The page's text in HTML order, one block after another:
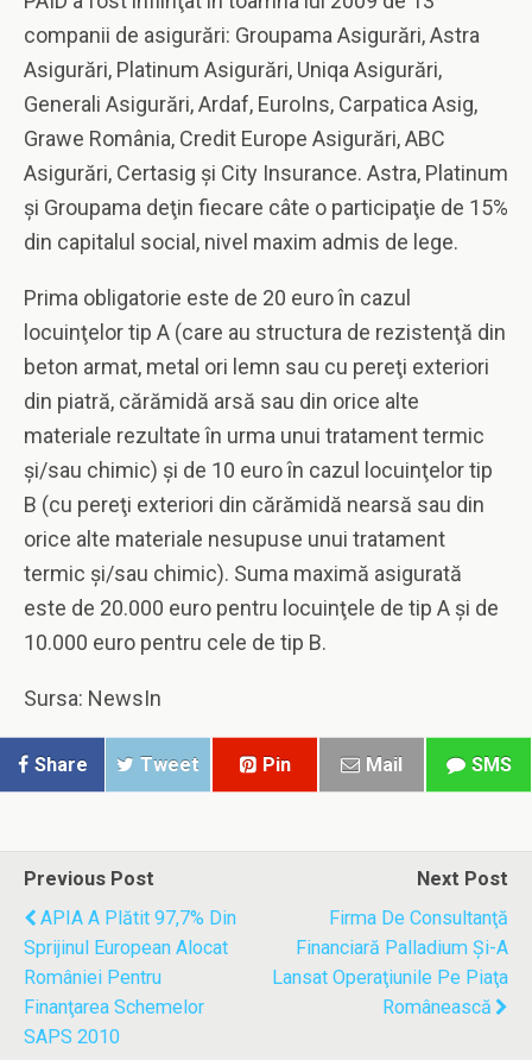
companii de asigurări: Groupama Asigurări, Astra
Asigurări, Platinum Asigurări, Uniqa Asigurări,
Generali Asigurări, Ardaf, EuroIns, Carpatica Asig,
Grawe România, Credit Europe Asigurări, ABC
Asigurări, Certasig şi City Insurance. Astra, Platinum
şi Groupama deţin fiecare câte o participaţie de 15%
din capitalul social, nivel maxim admis de lege.
Prima obligatorie este de 20 euro în cazul
locuinţelor tip A (care au structura de rezistenţă din
beton armat, metal ori lemn sau cu pereţi exteriori
din piatră, cărămidă arsă sau din orice alte
materiale rezultate în urma unui tratament termic
şi/sau chimic) şi de 10 euro în cazul locuinţelor tip
B (cu pereţi exteriori din cărămidă nearsă sau din
orice alte materiale nesupuse unui tratament
termic şi/sau chimic). Suma maximă asigurată
este de 20.000 euro pentru locuinţele de tip A şi de
10.000 euro pentru cele de tip B.
Sursa: NewsIn
Share Tweet Pin Mail SMS
Previous Post
APIA A Plătit 97,7% Din
Sprijinul European Alocat
României Pentru
Finanţarea Schemelor
SAPS 2010
Next Post
Firma De Consultanţă
Financiară Palladium Şi-A
Lansat Operaţiunile Pe Piaţa
Românească